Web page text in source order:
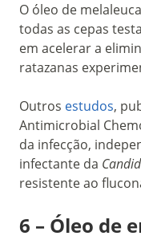
O óleo de
todas as cepas
em acelerar a
ratazanas
Outros estudos,
Antimicrobial
da infecção,
infectante da
resistente ao
6 – Óleo de